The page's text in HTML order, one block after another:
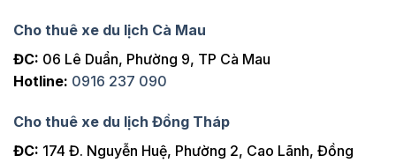
Cho thuê xe du lịch Cà Mau
ĐC: 06 Lê Duẩn, Phường 9, TP Cà Mau
Hotline: 0916 237 090
Cho thuê xe du lịch Đồng Tháp
ĐC: 174 Đ. Nguyễn Huệ, Phường 2, Cao Lãnh, Đồng